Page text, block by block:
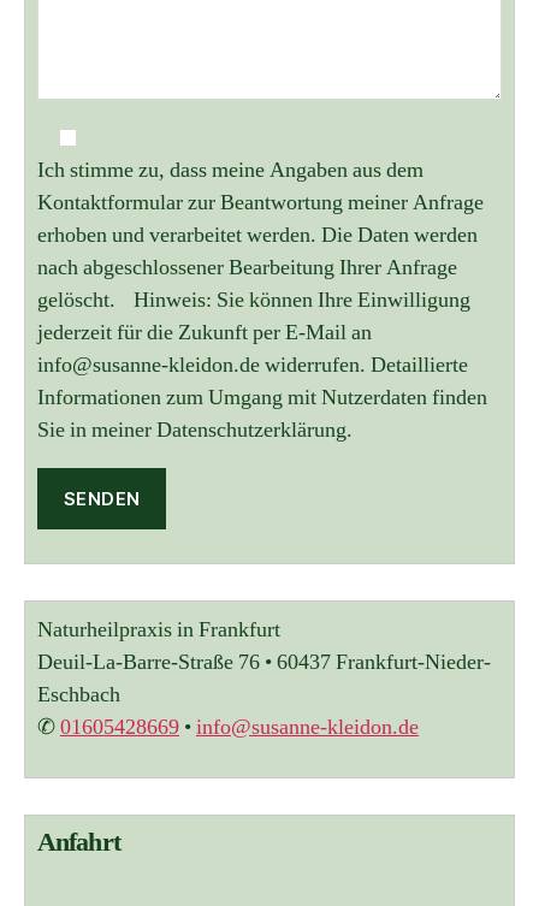
Ich stimme zu, dass meine Angaben aus dem
Kontaktformular zur Beantwortung meiner Anfrage
erhoben und verarbeitet werden. Die Daten werden
nach abgeschlossener Bearbeitung Ihrer Anfrage
gelöscht. Hinweis: Sie können Ihre Einwilligung
jederzeit für die Zukunft per E-Mail an
info@susanne-kleidon.de widerrufen. Detaillierte
Informationen zum Umgang mit Nutzerdaten finden
Sie in meiner Datenschutzerklärung.
A
e
r
n
a
t
v
Naturheilpraxis in Frankfurt
Deuil-La-Barre-Straße 76 • 60437 Frankfurt-Nieder-
Eschbach
✆01605428669 •info@susanne-kleidon.de
Anfahrt